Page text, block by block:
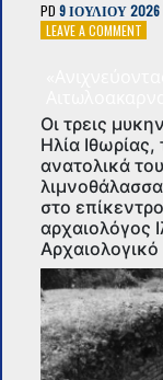
PD9 ΙΟΥΛΊΟΥ 2026
LEAVE A COMMENT
Οι τρεις
Ηλία
ανατολικά
στο
αρχαιολόγος